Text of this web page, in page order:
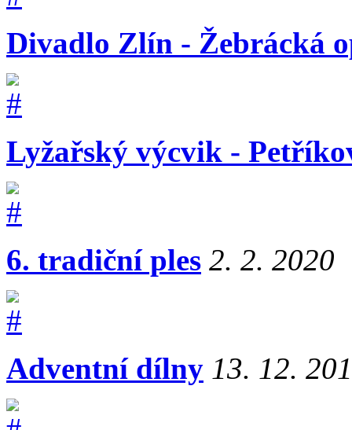
Divadlo Zlín - Žebrácká
Lyžařský výcvik -
6. tradiční ples 2. 2. 2020
Adventní dílny 13. 12.